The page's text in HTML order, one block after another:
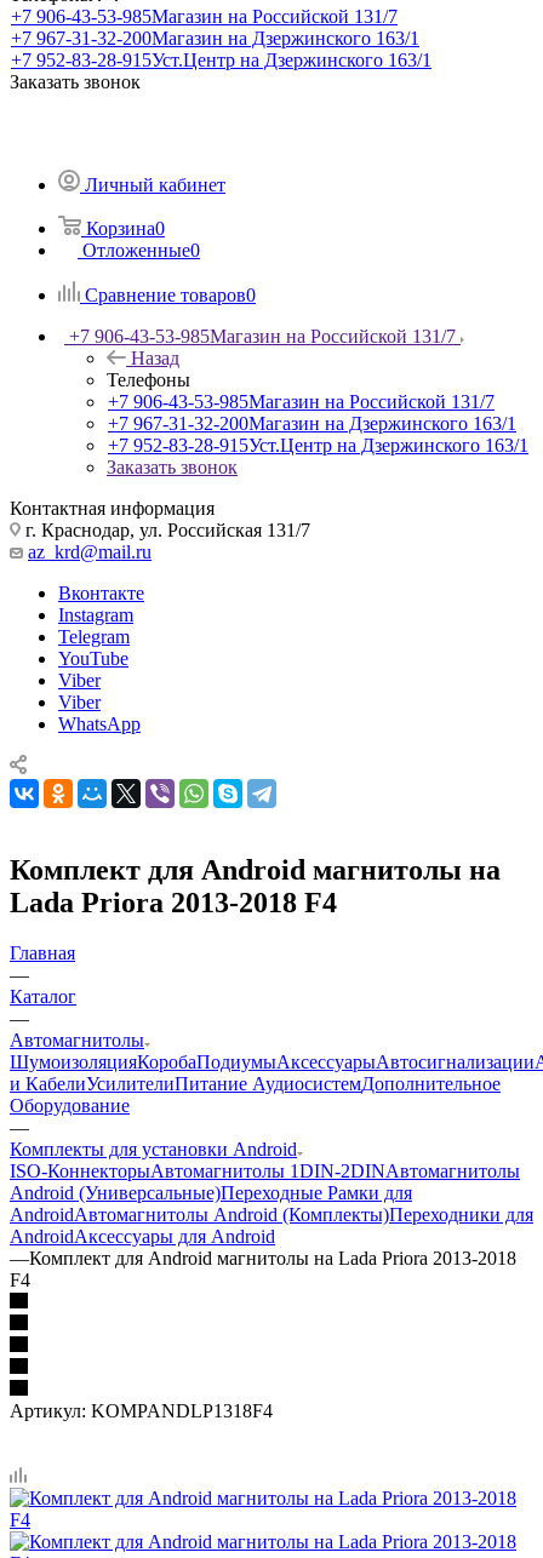
+7 906-43-53-985Магазин на Российской 131/7
+7 967-31-32-200Магазин на Дзержинского 163/1
+7 952-83-28-915Уст.Центр на Дзержинского 163/1
Заказать звонок
Личный кабинет
Корзина0
Отложенные0
Сравнение товаров0
+7 906-43-53-985Магазин на Российской 131/7
Назад
Телефоны
+7 906-43-53-985Магазин на Российской 131/7
+7 967-31-32-200Магазин на Дзержинского 163/1
+7 952-83-28-915Уст.Центр на Дзержинского 163/1
Заказать звонок
Контактная информация
г. Краснодар, ул. Российская 131/7
az_krd@mail.ru
Вконтакте
Instagram
Telegram
YouTube
Viber
Viber
WhatsApp
Комплект для Android магнитолы на
Lada Priora 2013-2018 F4
Главная
—
Каталог
—
Автомагнитолы
ШумоизоляцияКоробаПодиумыАксессуарыАвтосигнализации
и КабелиУсилителиПитание АудиосистемДополнительное
Оборудование
—
Комплекты для установки Android
ISO-КоннекторыАвтомагнитолы 1DIN-2DINАвтомагнитолы
Android (Универсальные)Переходные Рамки для
AndroidАвтомагнитолы Android (Комплекты)Переходники для
AndroidАксессуары для Android
—Комплект для Android магнитолы на Lada Priora 2013-2018
F4
Артикул: KOMPANDLP1318F4